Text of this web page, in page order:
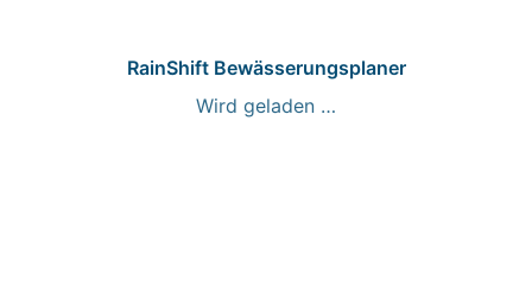
RainShift Bewässerungsplaner
Wird geladen …